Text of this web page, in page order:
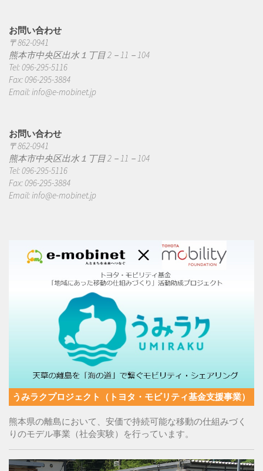
お問い合わせ
〒862-0941
熊本市中央区出水１丁目 2－11－104
Tel: 096-295-5116
Fax: 096-295-3884
Email: info@e-mobinet.jp
お問い合わせ
〒862-0941
熊本市中央区出水１丁目 2－11－104
Tel: 096-295-5116
Fax: 096-295-3884
Email: info@e-mobinet.jp
うみラクプロジェクト（トヨタ・モビリティ基金支援事業）
熊本県の離島において、安価で持続可能な移動の仕組みづく
りのモデル事業（社会実験）を行っています。